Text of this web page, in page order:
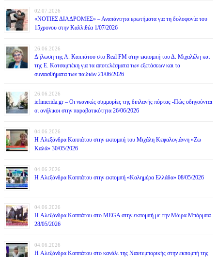
02.07.2026
«ΝΟΤΙΕΣ ΔΙΑΔΡΟΜΕΣ» – Αναπάντητα ερωτήματα για τη δολοφονία του
15χρονου στην Καλλιθέα 1/07/2026
26.06.2026
Δήλωση της Α. Καππάτου στο Real FM στην εκπομπή του Δ. Μιχαλέλη και
της Ε. Κατσαμπέκη για τα αποτελέσματα των εξετάσεων και τα
συναισθήματα των παιδιών 21/06/2026
26.06.2026
iefimerida.gr – Οι νεανικές συμμορίες της διπλανής πόρτας -Πώς οδηγούνται
οι ανήλικοι στην παραβατικότητα 26/06/2026
04.06.2026
H Αλεξάνδρα Καππάτου στην εκπομπή του Μιχάλη Κεφαλογιάννη «Ζω
Καλά» 30/05/2026
04.06.2026
H Αλεξάνδρα Καππάτου στην εκπομπή «Καλημέρα Ελλάδα» 08/05/2026
04.06.2026
H Αλεξάνδρα Καππάτου στο MEGA στην εκπομπή με την Μάιρα Mπάρμπα
28/05/2026
04.06.2026
H Αλεξάνδρα Καππάτου στο κανάλι της Ναυτεμπορικής στην εκπομπή της